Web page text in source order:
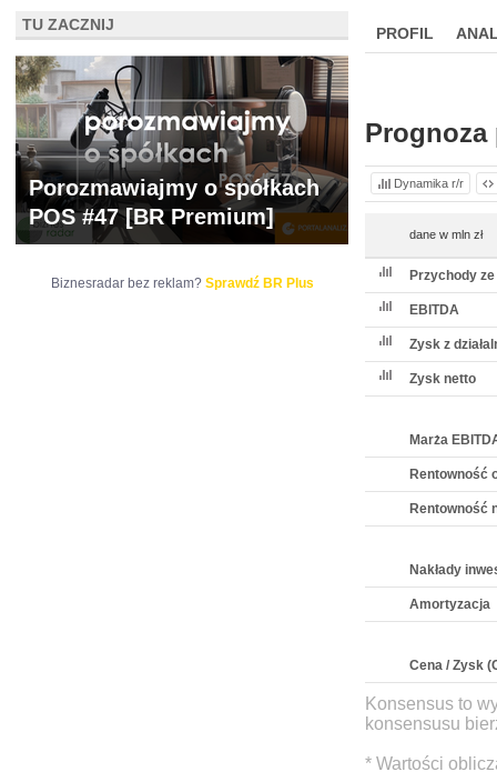
PROFIL
Prognoza
Dynamika r/r
dane w mln zł
Przychody
EBITDA
Zysk z
Zysk netto
Marża
Rentowność
Rentowność
Nakłady
Amortyzacja
Cena / Zysk
Konsensus to
konsensusu
* Wartości
TU ZACZNIJ
Porozmawiajmy o spółkach
POS #47 [BR Premium]
Biznesradar bez reklam? Sprawdź BR Plus